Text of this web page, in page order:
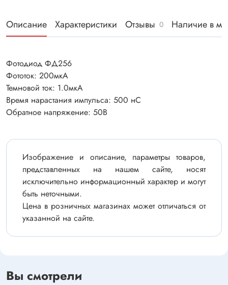
Описание Характеристики Отзывы 0 Наличие в
Фотодиод ФД256
Фототок: 200мкА
Темновой ток: 1.0мкА
Время нарастания импульса: 500 нС
Обратное напряжение: 50В
Изображение и описание, параметры товаров,
представленных на нашем сайте, носят
исключительно информационный характер и могут
быть неточными.
Цена в розничных магазинах может отличаться от
указанной на сайте.
Вы смотрели